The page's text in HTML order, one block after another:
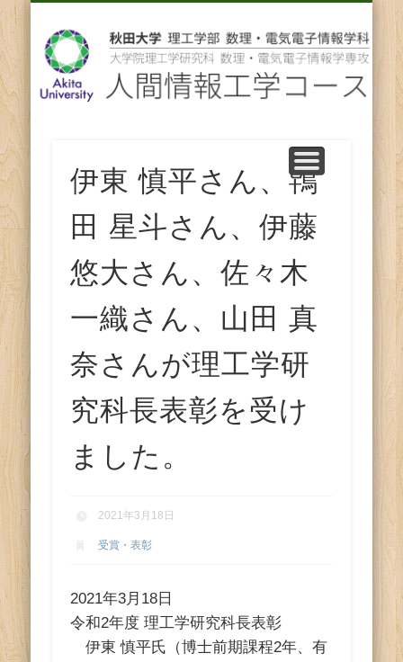
人
間
報
工
学
コ
伊東 慎平さん、鴇
田 星斗さん、伊藤
悠大さん、佐々木
一織さん、山田 真
奈さんが理工学研
究科長表彰を受け
ました。
2021年3月18日
受賞・表彰
2021年3月18日
令和2年度 理工学研究科長表彰
伊東 慎平氏（博士前期課程2年、有